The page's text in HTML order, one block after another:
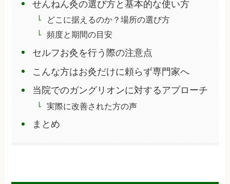
せんねん灸の選び方と基本的な使い方
どこに据えるのか？場所の選び方
頻度と期間の目安
セルフお灸を行う際の注意点
こんな方はお灸だけに頼らず専門家へ
当院でのガングリオンに対するアプローチ
実際に改善された方の声
まとめ